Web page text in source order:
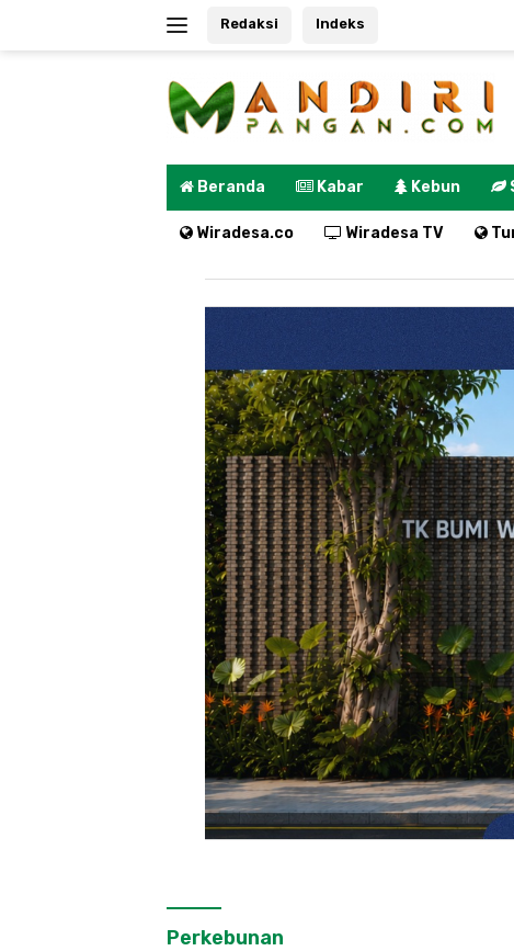
Redaksi Indeks
Beranda Kabar Kebun
Wiradesa.co Wiradesa TV
Perkebunan